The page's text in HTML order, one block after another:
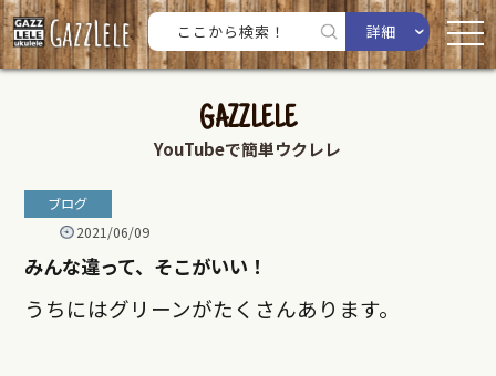
詳細
GAZZLELE
YouTubeで簡単ウクレレ
ブログ
2021/06/09
みんな違って、そこがいい！
うちにはグリーンがたくさんあります。